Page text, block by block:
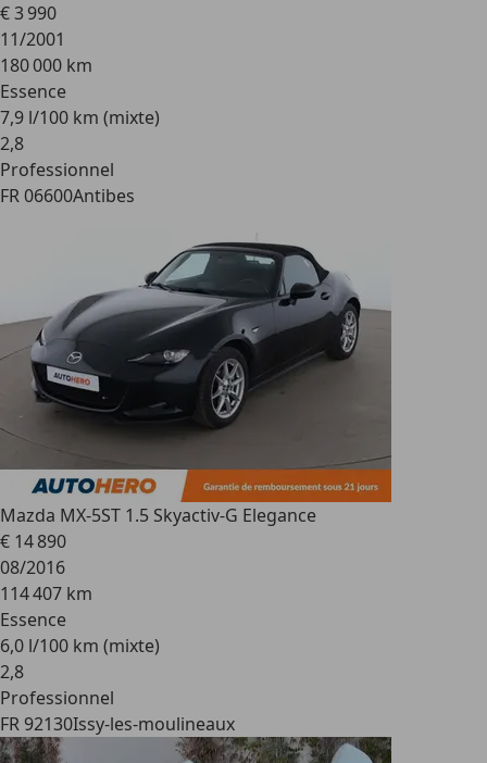
€ 3 990
11/2001
180 000 km
Essence
7,9 l/100 km (mixte)
2,8
Professionnel
FR 06600Antibes
Mazda MX-5ST 1.5 Skyactiv-G Elegance
€ 14 890
08/2016
114 407 km
Essence
6,0 l/100 km (mixte)
2,8
Professionnel
FR 92130Issy-les-moulineaux